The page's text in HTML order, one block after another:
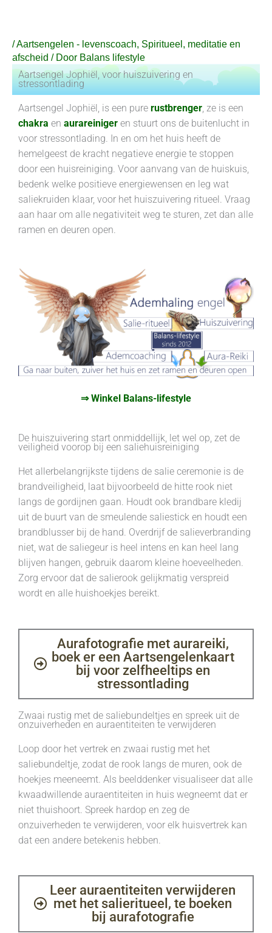
inhoud
/Aartsengelen - levenscoach, Spiritueel, meditatie en
afscheid / Door Balans lifestyle
Aartsengel Jophiël, voor huiszuivering en
stressontlading
Aartsengel Jophiël, is een pure rustbrenger, ze is een
chakra en aurareiniger en stuurt ons de buitenlucht in
voor stressontlading. In en om het huis heeft de
hemelgeest de kracht negatieve energie te stoppen
door een huisreiniging. Voor aanvang van de huiskuis,
bedenk welke positieve energiewensen en leg wat
saliekruiden klaar, voor het huiszuivering ritueel. Vraag
aan haar om alle negativiteit weg te sturen, zet dan alle
ramen en deuren open.
⇒ Winkel Balans-lifestyle
De huiszuivering start onmiddellijk, let wel op, zet de
veiligheid voorop bij een saliehuisreiniging
Het allerbelangrijkste tijdens de salie ceremonie is de
brandveiligheid, laat bijvoorbeeld de hitte rook niet
langs de gordijnen gaan. Houdt ook brandbare kledij
uit de buurt van de smeulende saliestick en houdt een
brandblusser bij de hand. Overdrijf de salieverbranding
niet, wat de saliegeur is heel intens en kan heel lang
blijven hangen, gebruik daarom kleine hoeveelheden.
Zorg ervoor dat de salierook gelijkmatig verspreid
wordt en alle huishoekjes bereikt.
Aurafotografie met aurareiki,
boek er een Aartsengelenkaart
bij voor zelfheeltips en
stressontlading
Zwaai rustig met de saliebundeltjes en spreek uit de
onzuiverheden en auraentiteiten te verwijderen
Loop door het vertrek en zwaai rustig met het
saliebundeltje, zodat de rook langs de muren, ook de
hoekjes meeneemt. Als beelddenker visualiseer dat alle
kwaadwillende auraentiteiten in huis wegneemt dat er
niet thuishoort. Spreek hardop en zeg de
onzuiverheden te verwijderen, voor elk huisvertrek kan
dat een andere betekenis hebben.
Leer auraentiteiten verwijderen
met het salieritueel, te boeken
bij aurafotografie